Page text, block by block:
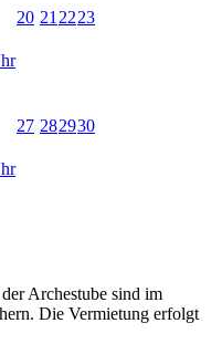
20 21 2223
27 282930
Archestube sind im
Die Vermietung erfolgt